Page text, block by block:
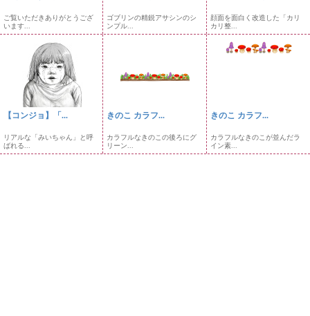
ご覧いただきありがとうござ
います...
ゴブリンの精鋭アサシンのシ
ンプル...
顔面を面白く改造した「カリ
カリ整...
【コンジョ】「...
リアルな「みいちゃん」と呼
ばれる...
きのこ カラフ...
カラフルなきのこの後ろにグ
リーン...
きのこ カラフ...
カラフルなきのこが並んだラ
イン素...